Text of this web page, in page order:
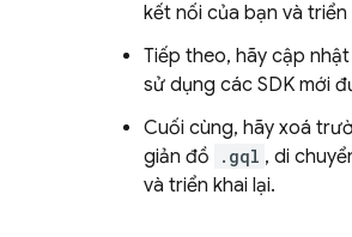
kết nối của bạn và triển
Tiếp theo, hãy cập
sử dụng các SDK mới
Cuối cùng, hãy xoá
giản đồ
.gql , di
và triển khai lại.